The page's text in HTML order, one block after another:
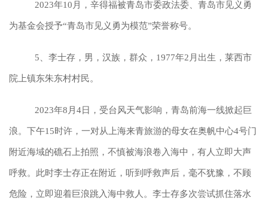
2023年10月，辛得福被青岛市委政法委、青岛市见义勇
为基金会授予“青岛市见义勇为模范”荣誉称号。
5、李士存，男，汉族，群众，1977年2月出生，莱西市
院上镇东朱东村村民。
2023年8月4日，受台风天气影响，青岛前海一线掀起巨
浪。下午15时许，一对从上海来青旅游的母女在奥帆中心4号门
附近海域的礁石上拍照，不慎被海浪卷入海中，有人立即大声
呼救。此时李士存正在附近，听到呼救声后，毫不犹豫，不顾
危险，立即迎着巨浪跳入海中救人。李士存多次尝试抓住落水